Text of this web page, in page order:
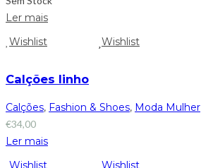
Ler mais
Wishlist
Wishlist
Calções linho
Calções, Fashion & Shoes, Moda Mulher
€34,00
Ler mais
Wishlist
Wishlist